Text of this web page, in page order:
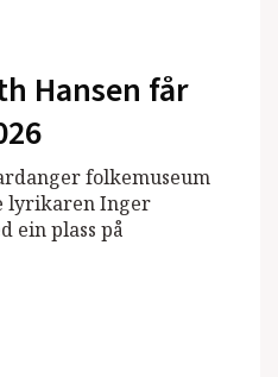
Hansen får
folkemuseum
lyrikaren Inger
ein plass på